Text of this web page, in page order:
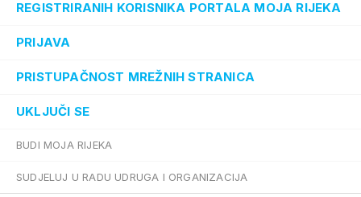
REGISTRIRANIH KORISNIKA PORTALA MOJA RIJEKA
PRIJAVA
PRISTUPAČNOST MREŽNIH STRANICA
UKLJUČI SE
BUDI MOJA RIJEKA
SUDJELUJ U RADU UDRUGA I ORGANIZACIJA